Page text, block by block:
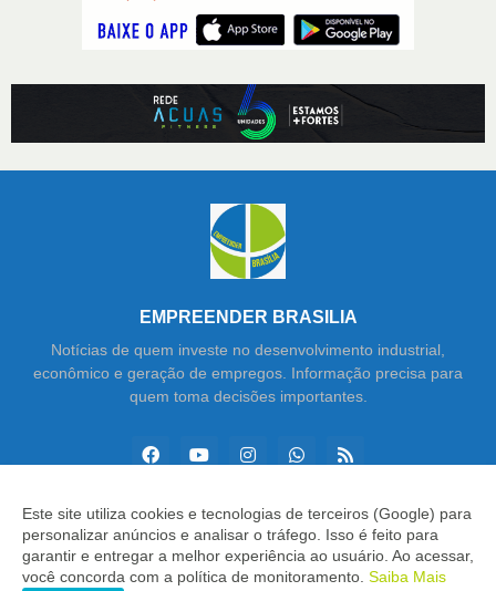
EMPREENDER BRASILIA
Notícias de quem investe no desenvolvimento industrial,
econômico e geração de empregos. Informação precisa para
quem toma decisões importantes.
Copyright ©2026Empreender Brasília
INÍCIO SOBRE CONTATO LGPD EXPEDIENTE
Este site utiliza cookies e tecnologias de terceiros (Google) para
personalizar anúncios e analisar o tráfego. Isso é feito para
garantir e entregar a melhor experiência ao usuário. Ao acessar,
você concorda com a política de monitoramento. Saiba Mais